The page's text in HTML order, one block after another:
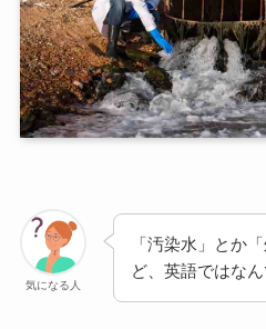
気になる人
「汚染水」とか
ど、英語ではな